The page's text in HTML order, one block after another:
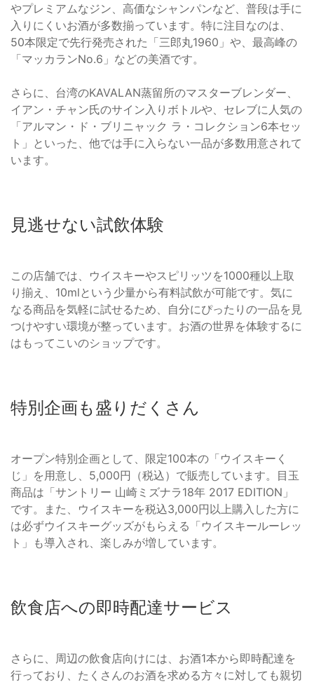
やプレミアムなジン、高価なシャンパンなど、普段は手に
入りにくいお酒が多数揃っています。特に注目なのは、
50本限定で先行発売された「三郎丸1960」や、最高峰の
「マッカランNo.6」などの美酒です。
さらに、台湾のKAVALAN蒸留所のマスターブレンダー、
イアン・チャン氏のサイン入りボトルや、セレブに人気の
「アルマン・ド・ブリニャック ラ・コレクション6本セッ
ト」といった、他では手に入らない一品が多数用意されて
います。
見逃せない試飲体験
この店舗では、ウイスキーやスピリッツを1000種以上取
り揃え、10mlという少量から有料試飲が可能です。気に
なる商品を気軽に試せるため、自分にぴったりの一品を見
つけやすい環境が整っています。お酒の世界を体験するに
はもってこいのショップです。
特別企画も盛りだくさん
オープン特別企画として、限定100本の「ウイスキーく
じ」を用意し、5,000円（税込）で販売しています。目玉
商品は「サントリー 山崎ミズナラ18年 2017 EDITION」
です。また、ウイスキーを税込3,000円以上購入した方に
は必ずウイスキーグッズがもらえる「ウイスキールーレッ
ト」も導入され、楽しみが増しています。
飲食店への即時配達サービス
さらに、周辺の飲食店向けには、お酒1本から即時配達を
行っており、たくさんのお酒を求める方々に対しても親切